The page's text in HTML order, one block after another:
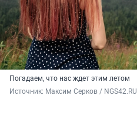
Погадаем, что нас ждет этим летом
Источник: Максим Серков / NGS42.RU